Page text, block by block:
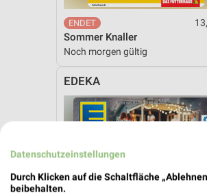
Sommer Knaller
Noch morgen gültig
EDEKA
Datenschutzeinstellungen
Durch Klicken auf die Schaltfläche
beibehalten.